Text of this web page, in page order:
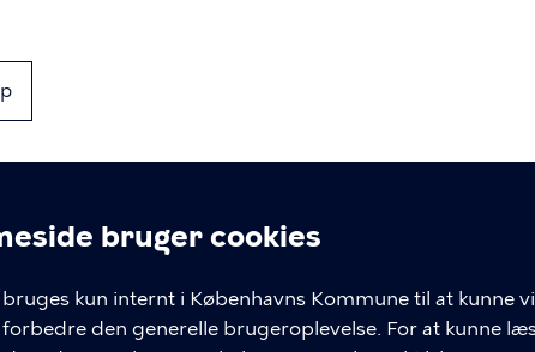
bruger cookies
kun internt i Københavns Kommune til at kunne
den generelle brugeroplevelse. For at kunne